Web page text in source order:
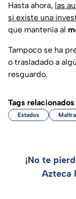
Hasta ahora, las
si existe una
que mantenía al
Tampoco se ha
o trasladado a
resguardo.
Tags relacionados
Estados
¡No te
Azteca